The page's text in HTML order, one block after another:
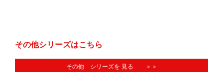
その他シリーズはこちら
その他 シリーズを 見る ＞＞